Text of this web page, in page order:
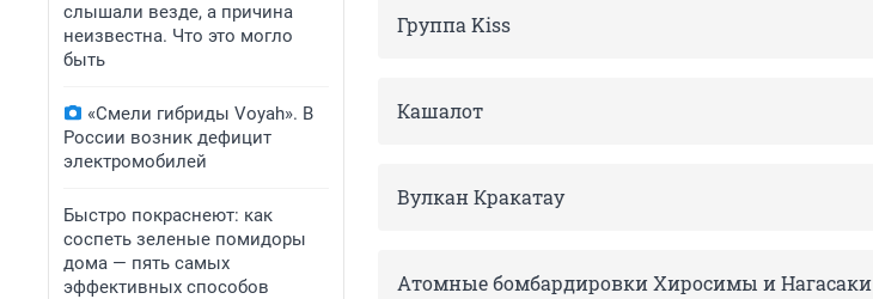
слышали везде, а причина
неизвестна. Что это могло
быть
«Смели гибриды Voyah». В
России возник дефицит
электромобилей
Быстро покраснеют: как
соспеть зеленые помидоры
дома — пять самых
эффективных способов
Группа Kiss
Кашалот
Вулкан Кракатау
Атомные бомбардировки Хиросимы и Нагасаки